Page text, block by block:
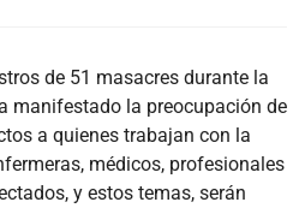
de 51 masacres durante la
manifestado la preocupación de
a quienes trabajan con la
médicos, profesionales
y estos temas, serán